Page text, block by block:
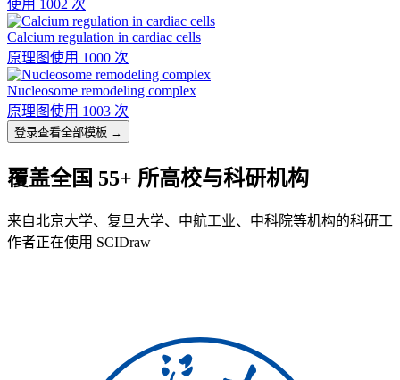
使用 1002 次
Calcium regulation in cardiac cells
原理图使用 1000 次
Nucleosome remodeling complex
原理图使用 1003 次
登录查看全部模板 →
覆盖全国 55+ 所高校与科研机构
来自北京大学、复旦大学、中航工业、中科院等机构的科研工
作者正在使用 SCIDraw